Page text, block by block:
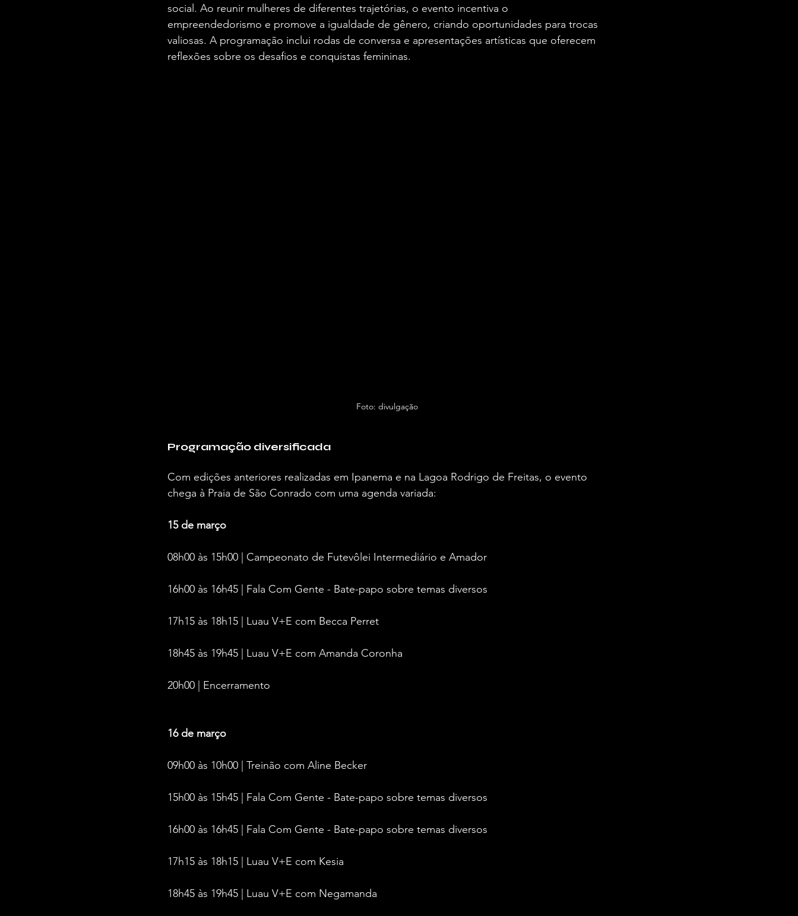
social. Ao reunir mulheres de diferentes trajetórias, o evento incentiva o
empreendedorismo e promove a igualdade de gênero, criando oportunidades para trocas
valiosas. A programação inclui rodas de conversa e apresentações artísticas que oferecem
reflexões sobre os desafios e conquistas femininas.
Foto: divulgação
Programação diversificada
Com edições anteriores realizadas em Ipanema e na Lagoa Rodrigo de Freitas, o evento
chega à Praia de São Conrado com uma agenda variada:
15 de março
08h00 às 15h00 | Campeonato de Futevôlei Intermediário e Amador
16h00 às 16h45 | Fala Com Gente - Bate-papo sobre temas diversos
17h15 às 18h15 | Luau V+E com Becca Perret
18h45 às 19h45 | Luau V+E com Amanda Coronha
20h00 | Encerramento
16 de março
09h00 às 10h00 | Treinão com Aline Becker
15h00 às 15h45 | Fala Com Gente - Bate-papo sobre temas diversos
16h00 às 16h45 | Fala Com Gente - Bate-papo sobre temas diversos
17h15 às 18h15 | Luau V+E com Kesia
18h45 às 19h45 | Luau V+E com Negamanda